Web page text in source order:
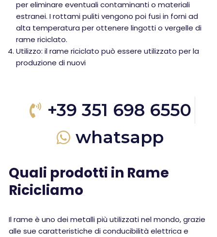
per eliminare eventuali contaminanti o materiali
estranei. I rottami puliti vengono poi fusi in forni ad
alta temperatura per ottenere lingotti o vergelle di
rame riciclato.
Utilizzo: il rame riciclato può essere utilizzato per la
produzione di nuovi
+39 351 698 6550
whatsapp
Quali prodotti in Rame
Ricicliamo
Il rame è uno dei metalli più utilizzati nel mondo, grazie
alle sue caratteristiche di conducibilità elettrica e